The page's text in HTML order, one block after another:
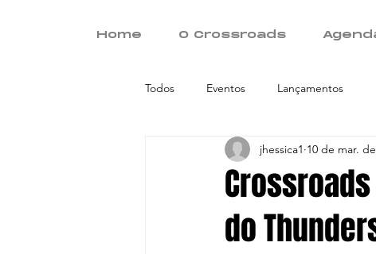
Home O Crossroads
Todos Eventos Lançamentos
do
jhessica1 10 de mar. de